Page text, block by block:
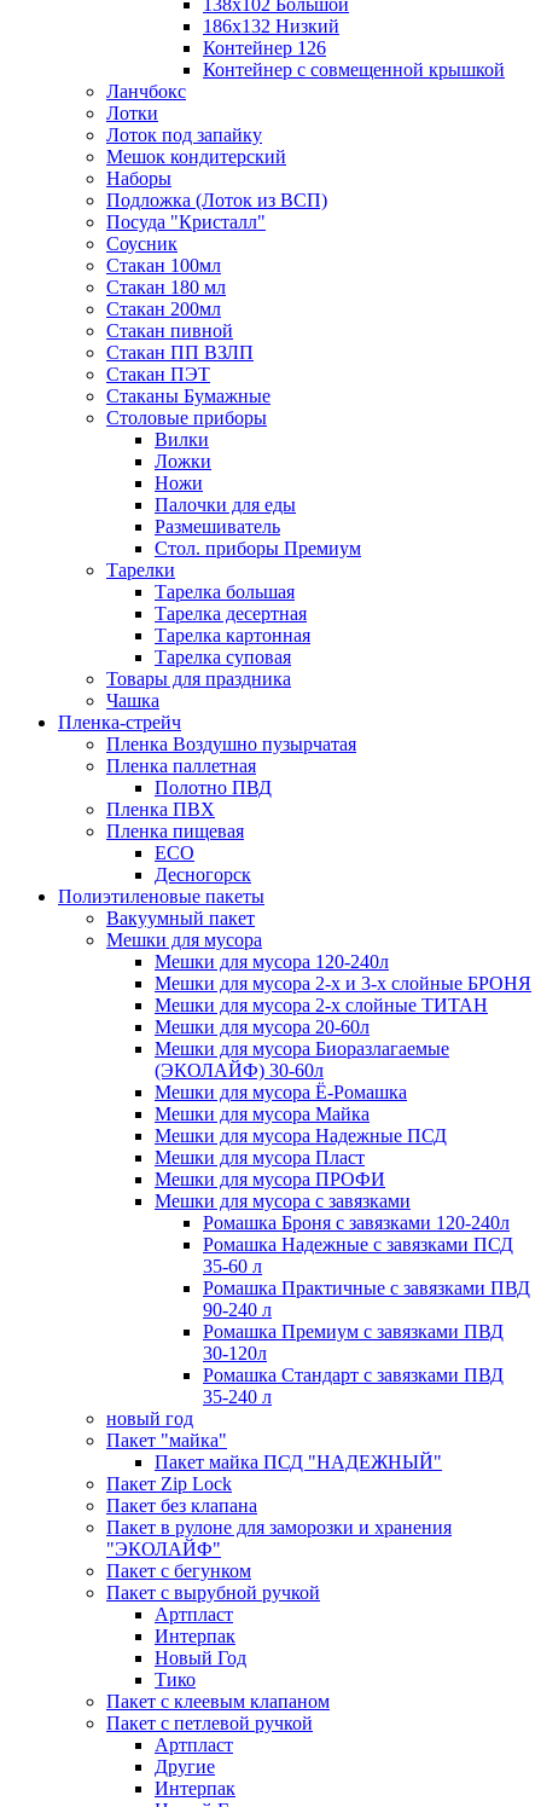
138х102 Большой
186х132 Низкий
Контейнер 126
Контейнер с совмещенной крышкой
Ланчбокс
Лотки
Лоток под запайку
Мешок кондитерский
Наборы
Подложка (Лоток из ВСП)
Посуда "Кристалл"
Соусник
Стакан 100мл
Стакан 180 мл
Стакан 200мл
Стакан пивной
Стакан ПП ВЗЛП
Стакан ПЭТ
Стаканы Бумажные
Столовые приборы
Вилки
Ложки
Ножи
Палочки для еды
Размешиватель
Стол. приборы Премиум
Тарелки
Тарелка большая
Тарелка десертная
Тарелка картонная
Тарелка суповая
Товары для праздника
Чашка
Пленка-стрейч
Пленка Воздушно пузырчатая
Пленка паллетная
Полотно ПВД
Пленка ПВХ
Пленка пищевая
ECO
Десногорск
Полиэтиленовые пакеты
Вакуумный пакет
Мешки для мусора
Мешки для мусора 120-240л
Мешки для мусора 2-х и 3-х слойные БРОНЯ
Мешки для мусора 2-х слойные ТИТАН
Мешки для мусора 20-60л
Мешки для мусора Биоразлагаемые
(ЭКОЛАЙФ) 30-60л
Мешки для мусора Ё-Ромашка
Мешки для мусора Майка
Мешки для мусора Надежные ПСД
Мешки для мусора Пласт
Мешки для мусора ПРОФИ
Мешки для мусора с завязками
Ромашка Броня с завязками 120-240л
Ромашка Надежные с завязками ПСД
35-60 л
Ромашка Практичные с завязками ПВД
90-240 л
Ромашка Премиум с завязками ПВД
30-120л
Ромашка Стандарт с завязками ПВД
35-240 л
новый год
Пакет "майка"
Пакет майка ПСД "НАДЕЖНЫЙ"
Пакет Zip Lock
Пакет без клапана
Пакет в рулоне для заморозки и хранения
"ЭКОЛАЙФ"
Пакет с бегунком
Пакет с вырубной ручкой
Артпласт
Интерпак
Новый Год
Тико
Пакет с клеевым клапаном
Пакет с петлевой ручкой
Артпласт
Другие
Интерпак